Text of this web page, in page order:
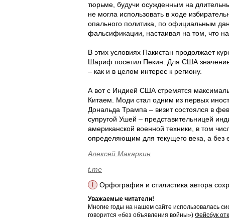
тюрьме, будучи осужденным на
не могла использовать в ходе
опального политика, по официальным
фальсификации, настаивая на том, что
В этих условиях Пакистан продолжает
Шариф посетил Пекин. Для США значение
– как и в целом интерес к региону.
А вот с Индией США стремятся
Китаем. Моди стал одним из первых
Дональда Трампа – визит состоялся в
супругой Ушей – представительницей
американской военной техники, в том
определяющим для текущего века, а без
Алексей Макаркин
t.me
!
Орфография и стилистика автора
Уважаемые читатели!
Многие годы на нашем сайте использовалась
говорится «без объявления войны») Фейсбук